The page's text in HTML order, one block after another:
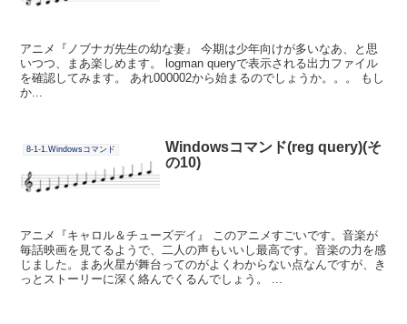
アニメ『ノブナガ先生の幼な妻』 今期は少年向けが多いなあ、と思
いつつ、まあ楽しめます。 logman queryで表示される出力ファイル
を確認してみます。 あれ000002から始まるのでしょうか。。。 もし
か...
8-1-1.Windowsコマンド
Windowsコマンド(reg query)(そ
の10)
アニメ『キャロル＆チューズデイ』 このアニメすごいです。音楽が
毎話映画を見てるようで、二人の声もいいし最高です。音楽の力を感
じました。まあ火星が舞台ってのがよくわからない点なんですが、き
っとストーリーに深く絡んでくるんでしょう。 ...